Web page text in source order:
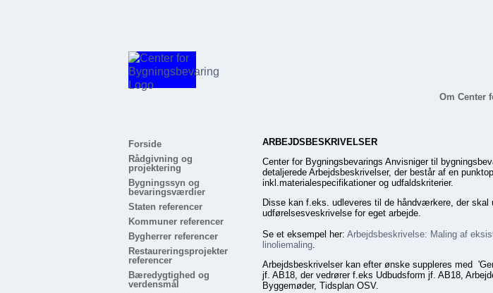
Om Center
ARBEJDSBESKRIVELSER
Center for Bygningsbevarings Anvisniger til
detaljerede Arbejdsbeskrivelser, der består af en
inkl.materialespecifikationer og udfaldskriterier.
Disse kan f.eks. udleveres til de håndværkere, der skal
udførelsesveskrivelse for eget arbejde.
Se et eksempel her: Arbejdsbeskrivelse: Maling af
linoliemaling.
Arbejdsbeskrivelser kan efter ønske suppleres med
jf. AB18, der vedrører f.eks Udbudsform jf. AB18,
Byggemøder, Tidsplan OSV.
Forside
Rådgivning og
projektering
Bygningssyn og
bevaringsværdier
Staten referencer
Kommuner referencer
Bygherrer referencer
Restaureringsprojekter
referencer
Bæredygtighed og
verdensmål